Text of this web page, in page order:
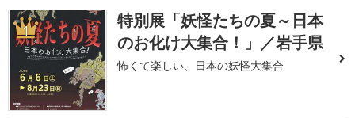
1
特別展「妖怪たちの夏～日本
のお化け大集合！」／岩手県
怖くて楽しい、日本の妖怪大集合